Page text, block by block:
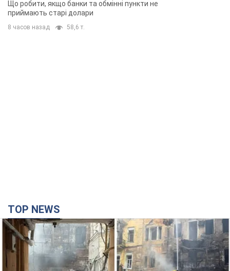
Армія Росії здійснила масовану атаку на Одесу:
горіла історична частина міста, є постраждалі.
Фото та відео